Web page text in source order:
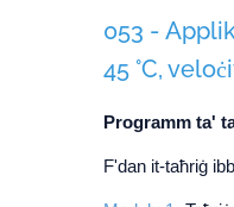
053 -
45 °C,
Programm ta'
F'dan it-taħriġ